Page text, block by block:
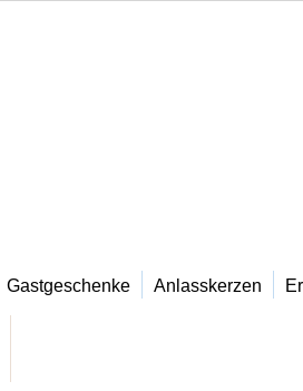
Gastgeschenke Anlasskerzen